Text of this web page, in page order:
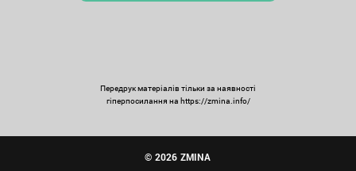
Передрук матеріалів тільки за наявності
гіперпосилання на https://zmina.info/
© 2026 ZMINA